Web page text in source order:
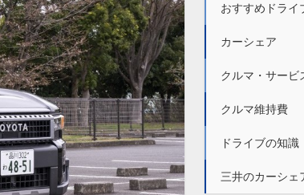
おすすめドライ
カーシェア
クルマ・サービ
クルマ維持費
ドライブの知識
三井のカーシェ